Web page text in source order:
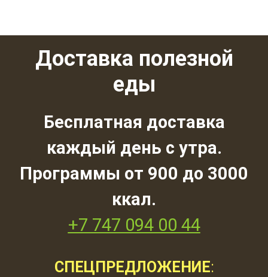
Доставка полезной
еды
Бесплатная доставка
каждый день с утра.
Программы от 900 до 3000
ккал.
+7 747 094 00 44
СПЕЦПРЕДЛОЖЕНИЕ: